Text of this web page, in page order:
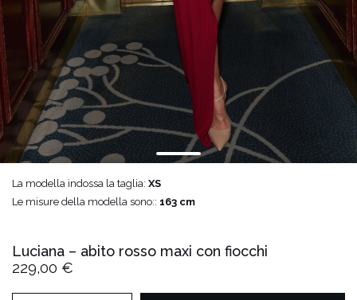
Luciana – abito rosso maxi con fiocchi
229,00 €
La modella indossa la taglia: XS
Le misure della modella sono:: 163 cm